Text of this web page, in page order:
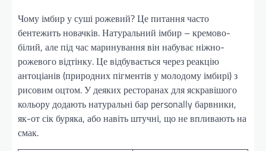
Чому імбир у суші рожевий? Це питання часто
бентежить новачків. Натуральний імбир – кремово-
білий, але під час маринування він набуває ніжно-
рожевого відтінку. Це відбувається через реакцію
антоціанів (природних пігментів у молодому імбирі) з
рисовим оцтом. У деяких ресторанах для яскравішого
кольору додають натуральні бар personally барвники,
як-от сік буряка, або навіть штучні, що не впливають на
смак.